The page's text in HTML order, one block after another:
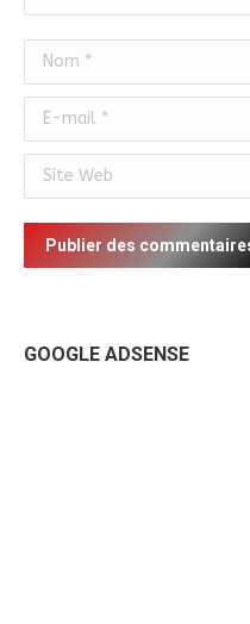
Nom *
E-mail *
Site Web
Publier des
GOOGLE ADSENSE